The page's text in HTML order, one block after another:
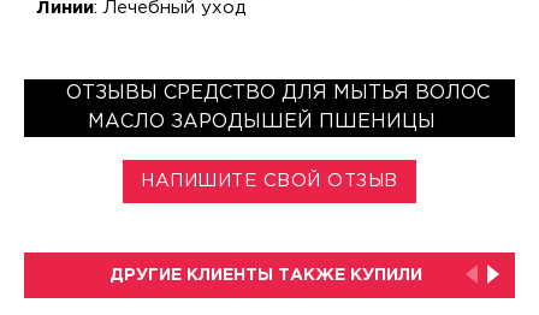
Линии: Лечебный уход
ОТЗЫВЫ СРЕДСТВО ДЛЯ МЫТЬЯ ВОЛОС
МАСЛО ЗАРОДЫШЕЙ ПШЕНИЦЫ
НАПИШИТЕ СВОЙ ОТЗЫВ
ДРУГИЕ КЛИЕНТЫ ТАКЖЕ КУПИЛИ